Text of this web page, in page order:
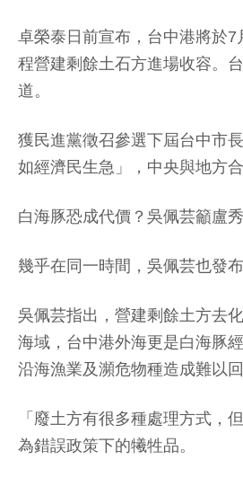
卓榮泰日前宣布，台中港將於
程營建剩餘土石方進場收容。
道。
獲民進黨徵召參選下屆台中市
如經濟民生急」，中央與地方
白海豚恐成代價？吳佩芸籲盧
幾乎在同一時間，吳佩芸也發
吳佩芸指出，營建剩餘土方去
海域，台中港外海更是白海豚
沿海漁業及瀕危物種造成難以回
「廢土方有很多種處理方式，
為錯誤政策下的犧牲品。